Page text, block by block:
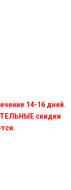
14-16 дней.
скидки